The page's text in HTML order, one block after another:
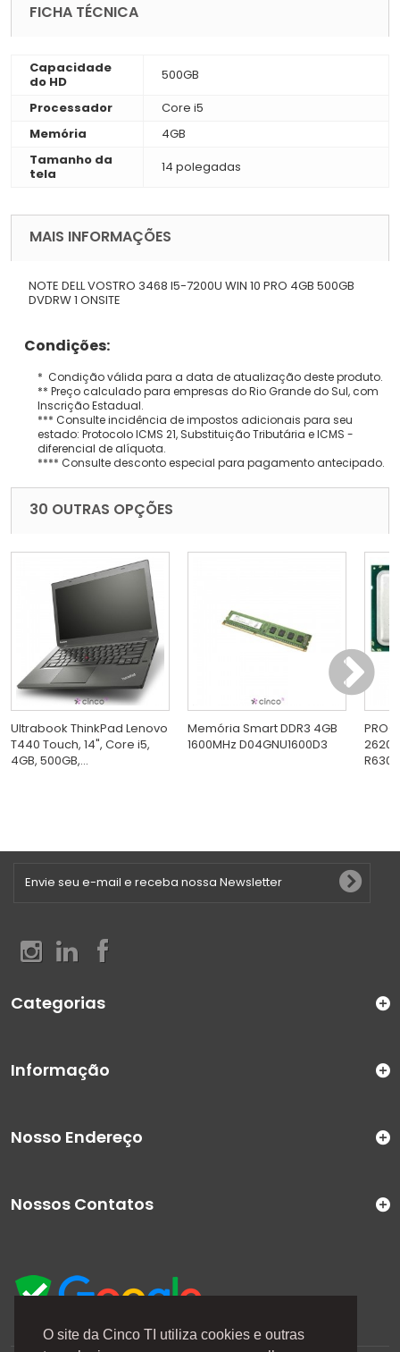
O site da Cinco TI utiliza cookies e outras
FICHA TÉCNICA
Capacidade
do HD
500GB
Processador
Core i5
Memória
4GB
Tamanho da
tela
14 polegadas
MAIS INFORMAÇÕES
NOTE DELL VOSTRO 3468 I5-7200U WIN 10 PRO 4GB 500GB
DVDRW 1 ONSITE
Condições:
* Condição válida para a data de atualização deste produto.
** Preço calculado para empresas do Rio Grande do Sul, com
Inscrição Estadual.
*** Consulte incidência de impostos adicionais para seu
estado: Protocolo ICMS 21, Substituição Tributária e ICMS -
diferencial de alíquota.
**** Consulte desconto especial para pagamento antecipado.
30 OUTRAS OPÇÕES
Ultrabook ThinkPad Lenovo
T440 Touch, 14", Core i5,
4GB, 500GB,...
Memória Smart DDR3 4GB
1600MHz D04GNU1600D3
PROC
R630
Categorias
Informação
Nosso Endereço
Nossos Contatos